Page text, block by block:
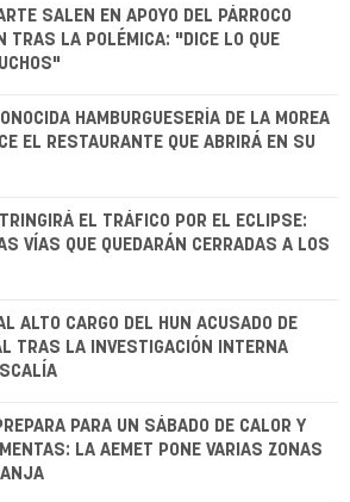
SALEN EN APOYO DEL PÁRROCO
TRAS LA POLÉMICA: "DICE LO QUE
HAMBURGUESERÍA DE LA MOREA
EL RESTAURANTE QUE ABRIRÁ EN SU
EL TRÁFICO POR EL ECLIPSE:
VÍAS QUE QUEDARÁN CERRADAS A LOS
ALTO CARGO DEL HUN ACUSADO DE
TRAS LA INVESTIGACIÓN INTERNA
PARA UN SÁBADO DE CALOR Y
LA AEMET PONE VARIAS ZONAS